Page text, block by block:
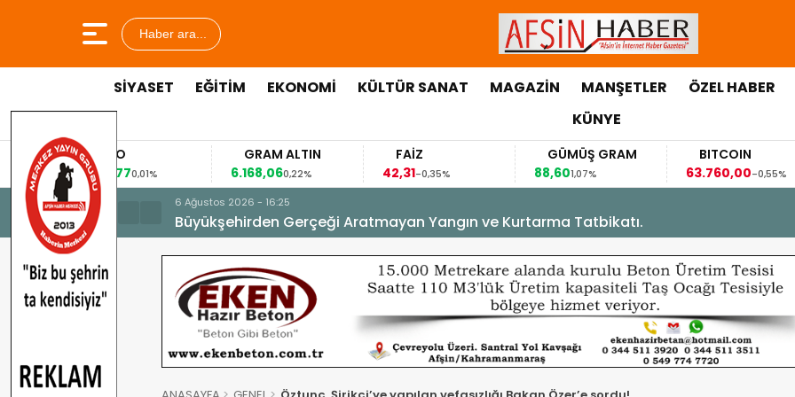
Haber ara...
SİYASET EĞİTİM EKONOMİ KÜLTÜR SANAT MAGAZİN MANŞETLER ÖZEL HABER
KÜNYE
EURO
0,01%
GRAM ALTIN
6.168,06
0,22%
FAİZ
42,31
-0,35%
GÜMÜŞ GRAM
1,07%
BITCOIN
63.760,00
-0,55%
63,1184
6 Ağustos 2026 - 16:25
Büyükşehirden Gerçeği Aratmayan Yangın ve Kurtarma Tatbikatı.